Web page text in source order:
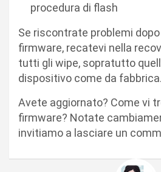
procedura di flash
Se riscontrate problemi
firmware, recatevi nella
tutti gli wipe, sopratutto
dispositivo come da fabbrica.
Avete aggiornato? Come vi
firmware? Notate
invitiamo a lasciare un